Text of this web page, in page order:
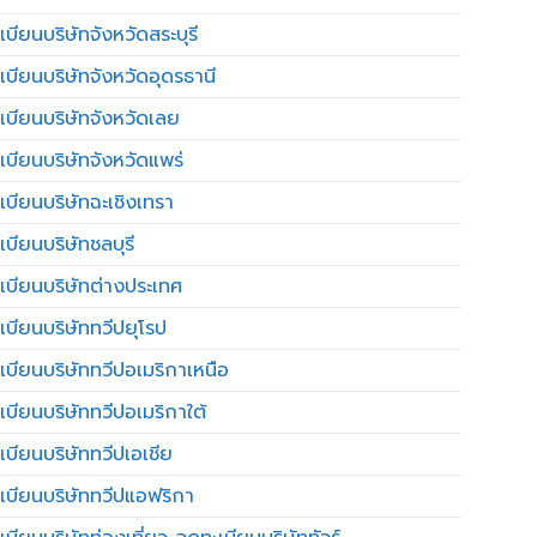
บียนบริษัทจังหวัดสระบุรี
บียนบริษัทจังหวัดอุดรธานี
บียนบริษัทจังหวัดเลย
บียนบริษัทจังหวัดแพร่
บียนบริษัทฉะเชิงเทรา
บียนบริษัทชลบุรี
บียนบริษัทต่างประเทศ
บียนบริษัททวีปยุโรป
บียนบริษัททวีปอเมริกาเหนือ
บียนบริษัททวีปอเมริกาใต้
บียนบริษัททวีปเอเชีย
บียนบริษัททวีปแอฟริกา